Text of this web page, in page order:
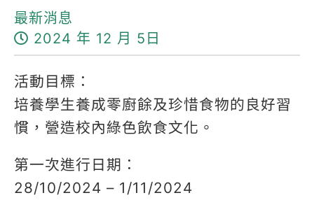
最新消息
2024 年 12 月 5日
活動目標：
培養學生養成零廚餘及珍惜食物的良好習
慣，營造校內綠色飲食文化。
第一次進行日期：
28/10/2024 – 1/11/2024